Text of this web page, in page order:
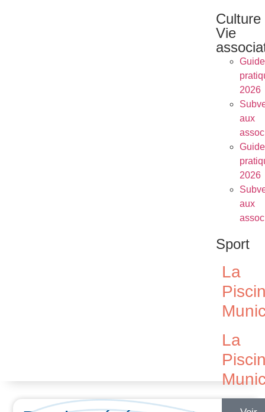
Culture
Vie
Guide
2026
aux
Guide
2026
aux
Sport
La
La